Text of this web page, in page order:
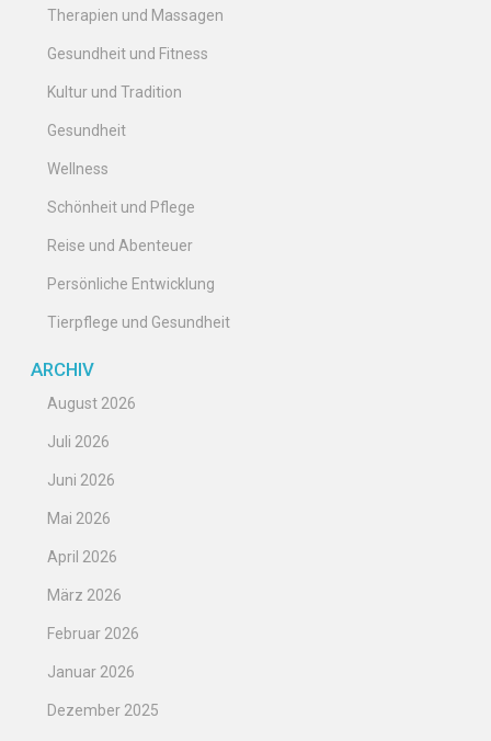
Therapien und Massagen
Gesundheit und Fitness
Kultur und Tradition
Gesundheit
Wellness
Schönheit und Pflege
Reise und Abenteuer
Persönliche Entwicklung
Tierpflege und Gesundheit
ARCHIV
August 2026
Juli 2026
Juni 2026
Mai 2026
April 2026
März 2026
Februar 2026
Januar 2026
Dezember 2025